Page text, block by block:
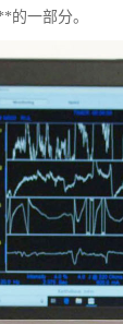
的一部分。